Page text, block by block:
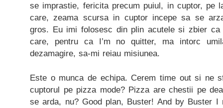
se imprastie, fericita precum puiul, in cuptor, pe
care, zeama scursa in cuptor incepe sa se
gros. Eu imi folosesc din plin acutele si zbier ca
care, pentru ca I’m no quitter, ma intorc
dezamagire, sa-mi reiau misiunea.
Este o munca de echipa. Cerem time out si ne
cuptorul pe pizza mode? Pizza are chestii pe
se arda, nu? Good plan, Buster! And by Buster I